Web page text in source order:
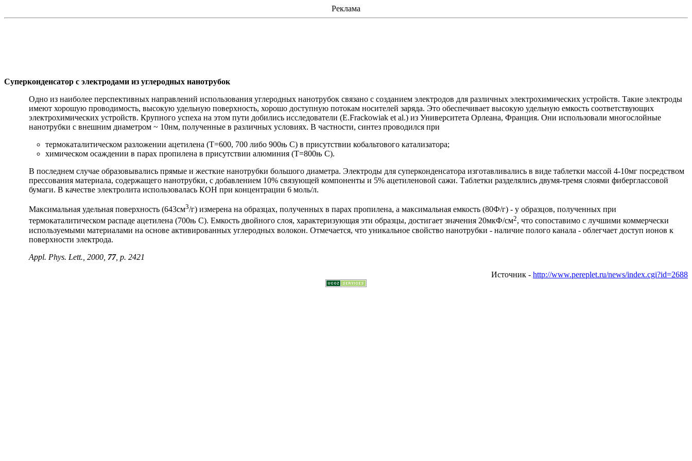
Реклама
Суперконденсатор с электродами из углеродных нанотрубок
Одно из наиболее перспективных направлений использования углеродных нанотрубок связано с созданием электродов для различных электрохимических устройств. Такие электроды
имеют хорошую проводимость, высокую удельную поверхность, хорошо доступную потокам носителей заряда. Это обеспечивает высокую удельную емкость соответствующих
электрохимических устройств. Крупного успеха на этом пути добились исследователи (E.Frackowiak et al.) из Университета Орлеана, Франция. Они использовали многослойные
нанотрубки с внешним диаметром ~ 10нм, полученные в различных условиях. В частности, синтез проводился при
термокаталитическом разложении ацетилена (T=600, 700 либо 900њ С) в присутствии кобальтового катализатора;
химическом осаждении в парах пропилена в присутствии алюминия (T=800њ С).
В последнем случае образовывались прямые и жесткие нанотрубки большого диаметра. Электроды для суперконденсатора изготавливались в виде таблетки массой 4-10мг посредством
прессования материала, содержащего нанотрубки, с добавлением 10% связующей компоненты и 5% ацетиленовой сажи. Таблетки разделялись двумя-тремя слоями фиберглассовой
бумаги. В качестве электролита использовалась КОН при концентрации 6 моль/л.
Максимальная удельная поверхность (643см3/г) измерена на образцах, полученных в парах пропилена, а максимальная емкость (80Ф/г) - у образцов, полученных при
термокаталитическом распаде ацетилена (700њ С). Емкость двойного слоя, характеризующая эти образцы, достигает значения 20мкФ/см2, что сопоставимо с лучшими коммерчески
используемыми материалами на основе активированных углеродных волокон. Отмечается, что уникальное свойство нанотрубки - наличие полого канала - облегчает доступ ионов к
поверхности электрода.
Appl. Phys. Lett., 2000, 77, p. 2421
Источник - http://www.pereplet.ru/news/index.cgi?id=2688